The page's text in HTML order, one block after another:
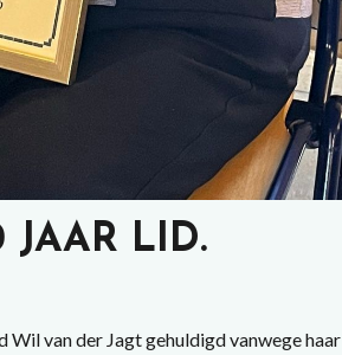
JAAR LID.
van der Jagt gehuldigd vanwege haar